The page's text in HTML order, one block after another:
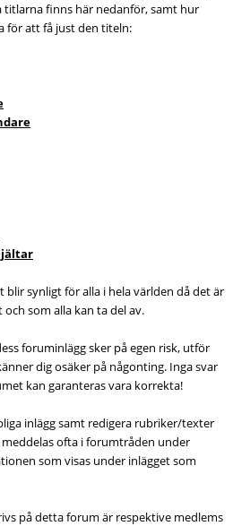
titlarna finns här nedanför, samt hur
för att få just den titeln:
synligt för alla i hela världen då det är
som alla kan ta del av.
foruminlägg sker på egen risk, utför
dig osäker på någonting. Inga svar
kan garanteras vara korrekta!
inlägg samt redigera rubriker/texter
ofta i forumtråden under
som visas under inlägget som
på detta forum är respektive medlems